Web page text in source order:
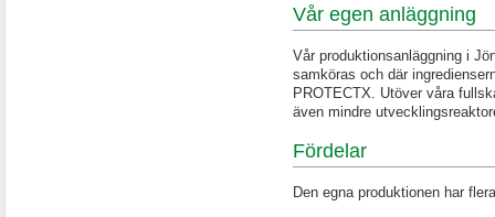
Vår egen anläggning
Vår produktionsanläggning i
samköras och där
PROTECTX. Utöver våra
även mindre
Fördelar
Den egna produktionen har